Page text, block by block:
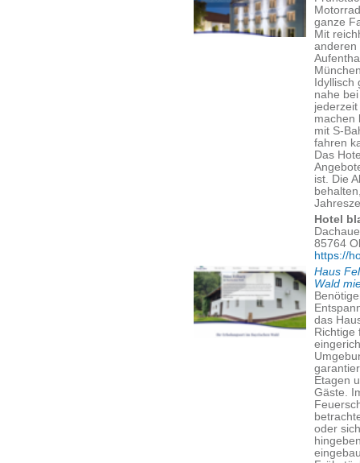
ganze
Mit
anderen
nahe
machen
mit S-
fahren
Das
ist. Die
Hotel
85764
https://
Haus
Wald
das
Richtige
Etagen
Gäste.
oder